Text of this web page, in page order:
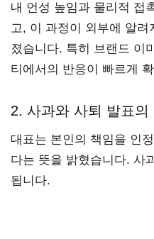
내 언성 높임과 물리적 접
고, 이 과정이 외부에 알려
졌습니다. 특히 브랜드 이
티에서의 반응이 빠르게
2. 사과와 사퇴 발표의
대표는 본인의 책임을 인
다는 뜻을 밝혔습니다. 사
됩니다.